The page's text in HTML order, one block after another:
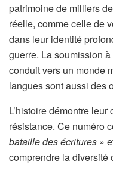
patrimoine de milliers
réelle, comme celle de
dans leur identité
guerre. La soumission
conduit vers un monde
langues sont aussi des
L’histoire démontre
résistance. Ce numéro
bataille des écritures »
comprendre la diversité